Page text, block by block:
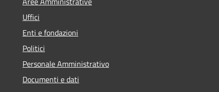
Uffici
Enti e fondazioni
Politici
Personale Amministrativo
Documenti e dati